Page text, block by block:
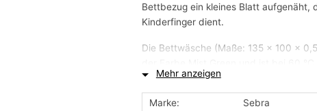
Bettbezug ein kleines Blatt aufgenäht,
Kinderfinger dient.
Die Bettwäsche (Maße: 135 × 100 ×
matten Oberfläche, dennoch mit einer
Mehr anzeigen
Marke:
Sebra